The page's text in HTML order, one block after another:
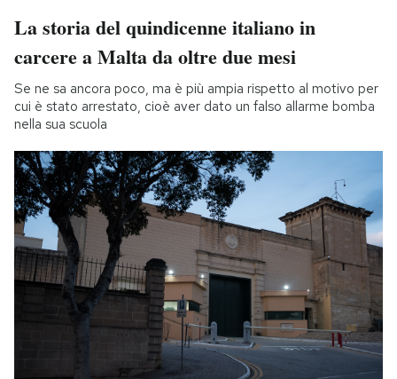
La storia del quindicenne italiano in
carcere a Malta da oltre due mesi
Se ne sa ancora poco, ma è più ampia rispetto al motivo per
cui è stato arrestato, cioè aver dato un falso allarme bomba
nella sua scuola